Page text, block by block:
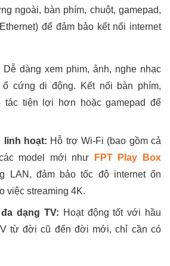
ngoài, bàn phím, chuột, gamepad,
để đảm bảo kết nối internet
Dễ dàng xem phim, ảnh, nghe nhạc
cứng di động. Kết nối bàn phím,
tác tiện lợi hơn hoặc gamepad để
linh hoạt: Hỗ trợ Wi-Fi (bao gồm cả
model mới như
FPT Play Box
LAN, đảm bảo tốc độ internet ổn
việc streaming 4K.
dạng TV: Hoạt động tốt với hầu
từ đời cũ đến đời mới, chỉ cần có